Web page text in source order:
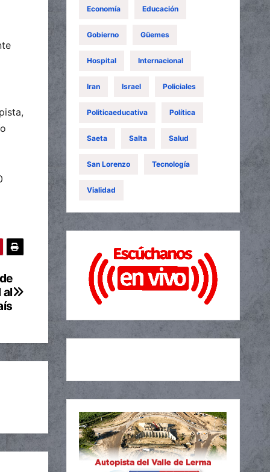
al
Economía Educación
Gobierno Güemes
Hospital Internacional
Iran Israel Policiales
Politicaeducativa Política
Saeta Salta Salud
San Lorenzo Tecnología
Vialidad